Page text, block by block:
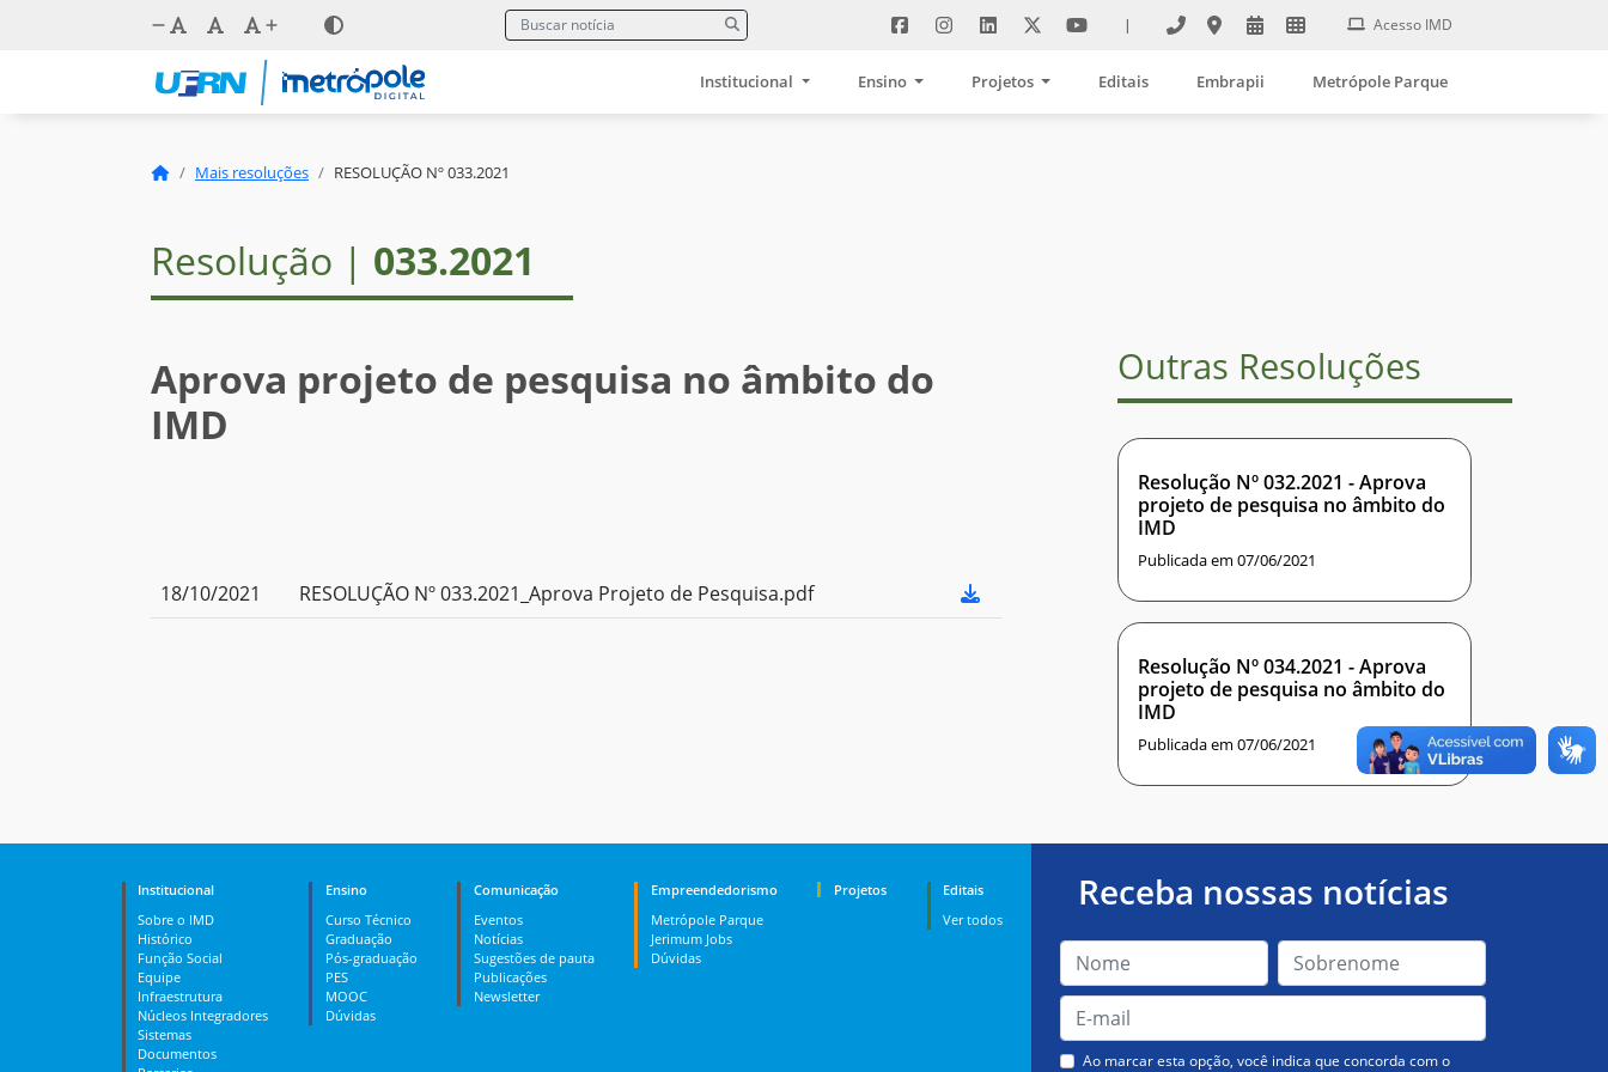
| Acesso IMD
Institucional Ensino Projetos Editais Embrapii Metrópole Parque
Mais resoluções RESOLUÇÃO Nº 033.2021
Resolução | 033.2021
Aprova projeto de pesquisa no âmbito do
IMD
18/10/2021 RESOLUÇÃO Nº 033.2021_Aprova Projeto de Pesquisa.pdf
Outras Resoluções
Resolução Nº 032.2021 - Aprova
projeto de pesquisa no âmbito do
IMD
Publicada em 07/06/2021
Resolução Nº 034.2021 - Aprova
projeto de pesquisa no âmbito do
IMD
Publicada em 07/06/2021
Institucional
Sobre o IMD
Histórico
Função Social
Equipe
Infraestrutura
Núcleos Integradores
Sistemas
Documentos
Ensino
Curso Técnico
Graduação
Pós-graduação
PES
MOOC
Dúvidas
Comunicação
Eventos
Notícias
Sugestões de pauta
Publicações
Newsletter
Empreendedorismo
Metrópole Parque
Jerimum Jobs
Dúvidas
Projetos
Editais
Ver todos
Receba nossas notícias
Ao marcar esta opção, você indica que concorda com o